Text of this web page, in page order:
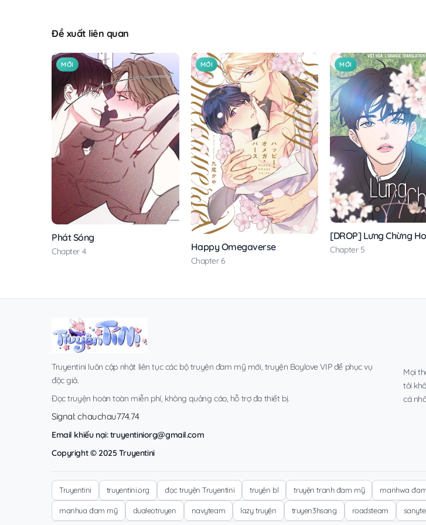
Đề xuất liên quan
MỚI
Phát Sóng
Chapter 4
MỚI
Happy Omegaverse
Chapter 6
MỚI
[DROP] Lưng Chừng
Chapter 5
Truyentini luôn cập nhật liên tục các bộ truyện đam mỹ mới, truyện Boylove VIP để phục vụ
độc giả.
Đọc truyện hoàn toàn miễn phí, không quảng cáo, hỗ trợ đa thiết bị.
Signal: chauchau774.74
Email khiếu nại:truyentiniorg@gmail.com
Copyright © 2025 Truyentini
Mọi
tôi
cá
Truyentini truyentini.org đọc truyện Truyentini truyện bl truyện tranh đam mỹ manhwa
manhua đam mỹ dualeotruyen navyteam lazy truyện truyen3hsang roadsteam